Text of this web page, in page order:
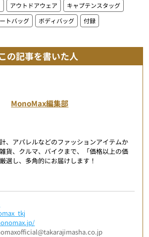
アウトドアウェア
キャプテンスタッグ
トバッグ ボディバッグ 付録
の記事を書いた人
MonoMax編集部
、アパレルなどのファッションアイテムか
貨、クルマ、バイクまで、「価格以上の価
選し、多角的にお届けします！